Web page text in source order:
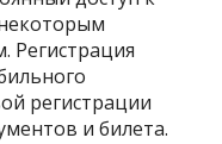
Регистрация
регистрации
и билета.